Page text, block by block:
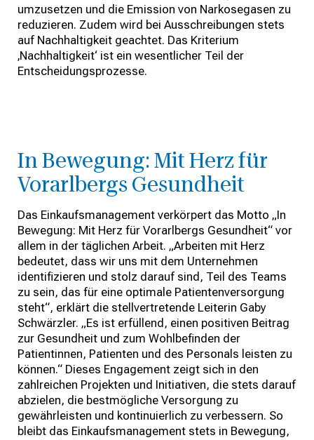
umzusetzen und die Emission von Narkosegasen zu
reduzieren. Zudem wird bei Ausschreibungen stets
auf Nachhaltigkeit geachtet. Das Kriterium
‚Nachhaltigkeit‘ ist ein wesentlicher Teil der
Entscheidungsprozesse.
In Bewegung: Mit Herz für
Vorarlbergs Gesundheit
Das Einkaufsmanagement verkörpert das Motto „In
Bewegung: Mit Herz für Vorarlbergs Gesundheit“ vor
allem in der täglichen Arbeit. „Arbeiten mit Herz
bedeutet, dass wir uns mit dem Unternehmen
identifizieren und stolz darauf sind, Teil des Teams
zu sein, das für eine optimale Patientenversorgung
steht“, erklärt die stellvertretende Leiterin Gaby
Schwärzler. „Es ist erfüllend, einen positiven Beitrag
zur Gesundheit und zum Wohlbefinden der
Patientinnen, Patienten und des Personals leisten zu
können.“ Dieses Engagement zeigt sich in den
zahlreichen Projekten und Initiativen, die stets darauf
abzielen, die bestmögliche Versorgung zu
gewährleisten und kontinuierlich zu verbessern. So
bleibt das Einkaufsmanagement stets in Bewegung,